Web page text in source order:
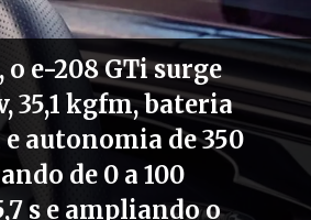
o e-208 GTi surge
35,1 kgfm, bateria
e autonomia de 350
de 0 a 100
s e ampliando o